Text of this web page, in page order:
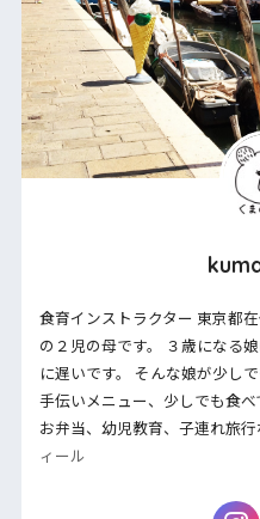
食育インストラクター 東京都
の２児の母です。 ３歳になる
に遅いです。 そんな娘が少し
手伝いメニュー、少しでも食
お弁当、幼児教育、子連れ旅行
ィール